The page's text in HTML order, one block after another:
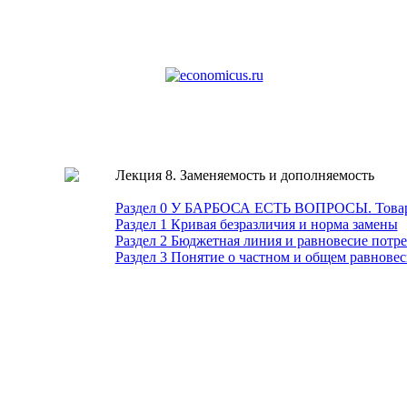
Лекция 8. Заменяемость и дополняемость
Раздел 0 У БАРБОСА ЕСТЬ ВОПРОСЫ. Товары
Раздел 1 Кривая безразличия и норма замены
Раздел 2 Бюджетная линия и равновесие
Раздел 3 Понятие о частном и общем